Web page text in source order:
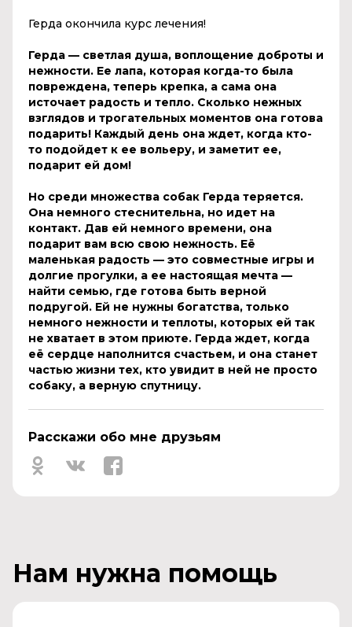
Герда окончила курс лечения!
Герда — светлая душа, воплощение доброты и
нежности. Ее лапа, которая когда-то была
повреждена, теперь крепка, а сама она
источает радость и тепло. Сколько нежных
взглядов и трогательных моментов она готова
подарить! Каждый день она ждет, когда кто-
то подойдет к ее вольеру, и заметит ее,
подарит ей дом!
Но среди множества собак Герда теряется.
Она немного стеснительна, но идет на
контакт. Дав ей немного времени, она
подарит вам всю свою нежность. Её
маленькая радость — это совместные игры и
долгие прогулки, а ее настоящая мечта —
найти семью, где готова быть верной
подругой. Ей не нужны богатства, только
немного нежности и теплоты, которых ей так
не хватает в этом приюте. Герда ждет, когда
её сердце наполнится счастьем, и она станет
частью жизни тех, кто увидит в ней не просто
собаку, а верную спутницу.
Расскажи обо мне друзьям
Нам нужна помощь